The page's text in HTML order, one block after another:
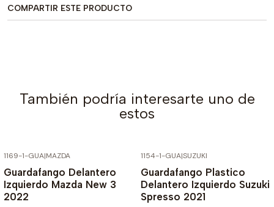
COMPARTIR ESTE PRODUCTO
También podría interesarte uno de
estos
1169-1-GUA|MAZDA
Guardafango Delantero
Izquierdo Mazda New 3
2022
1154-1-GUA|SUZUKI
Guardafango Plastico
Delantero Izquierdo Suzuki
Spresso 2021